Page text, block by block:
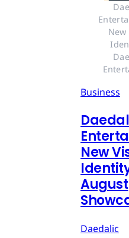
New
Business
New
August
Daedalic